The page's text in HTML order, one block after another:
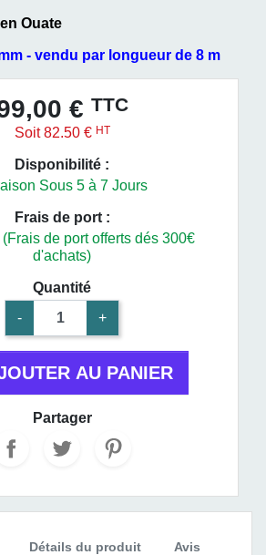
Ouate
- vendu par longueur de 8 m
€ TTC
Soit 82.50 € HT
Disponibilité :
Sous 5 à 7 Jours
Frais de port :
(Frais de port offerts dés 300€
d'achats)
Quantité
-
+
AU PANIER
Partager
Détails du produit Avis